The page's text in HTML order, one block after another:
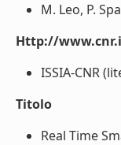
M. Leo, P.
Http://
ISSIA-CNR
Titolo
Real Time